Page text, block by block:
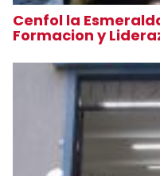
Cenfol la
Formacion y